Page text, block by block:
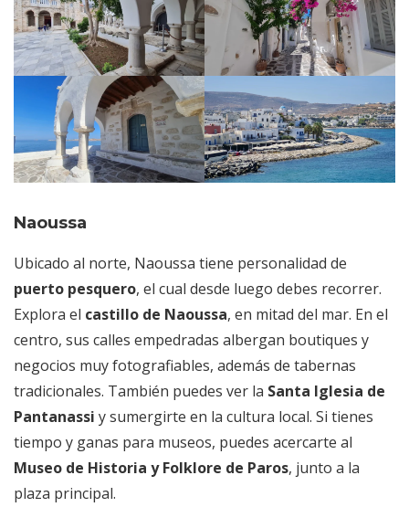
Naoussa
Ubicado al norte, Naoussa tiene personalidad de
puerto pesquero, el cual desde luego debes recorrer.
Explora el castillo de Naoussa, en mitad del mar. En el
centro, sus calles empedradas albergan boutiques y
negocios muy fotografiables, además de tabernas
tradicionales. También puedes ver la Santa Iglesia de
Pantanassi y sumergirte en la cultura local. Si tienes
tiempo y ganas para museos, puedes acercarte al
Museo de Historia y Folklore de Paros, junto a la
plaza principal.